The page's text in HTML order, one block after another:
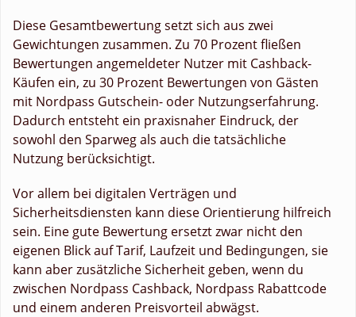
Diese Gesamtbewertung setzt sich aus zwei
Gewichtungen zusammen. Zu 70 Prozent fließen
Bewertungen angemeldeter Nutzer mit Cashback-
Käufen ein, zu 30 Prozent Bewertungen von Gästen
mit Nordpass Gutschein- oder Nutzungserfahrung.
Dadurch entsteht ein praxisnaher Eindruck, der
sowohl den Sparweg als auch die tatsächliche
Nutzung berücksichtigt.
Vor allem bei digitalen Verträgen und
Sicherheitsdiensten kann diese Orientierung hilfreich
sein. Eine gute Bewertung ersetzt zwar nicht den
eigenen Blick auf Tarif, Laufzeit und Bedingungen, sie
kann aber zusätzliche Sicherheit geben, wenn du
zwischen Nordpass Cashback, Nordpass Rabattcode
und einem anderen Preisvorteil abwägst.